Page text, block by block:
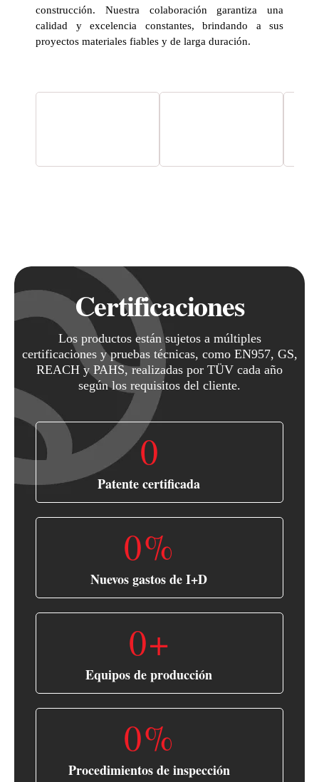
construcción. Nuestra colaboración garantiza una
calidad y excelencia constantes, brindando a sus
proyectos materiales fiables y de larga duración.
Certificaciones
Los productos están sujetos a múltiples
certificaciones y pruebas técnicas, como EN957, GS,
REACH y PAHS, realizadas por TÜV cada año
según los requisitos del cliente.
Patente certificada
0
Nuevos gastos de I+D
0%
Equipos de producción
0+
Procedimientos de inspección
0%